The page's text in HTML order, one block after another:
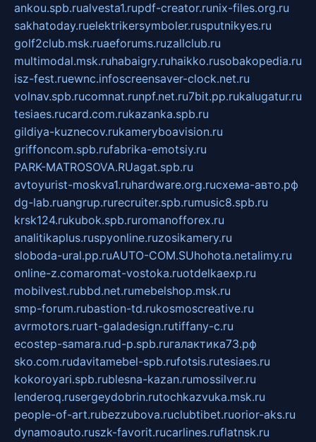
ankou.spb.rualvesta1.rupdf-creator.runix-files.org.ru
sakhatoday.ruelektrikersymboler.rusputnikyes.ru
golf2club.msk.ruaeforums.ruzallclub.ru
multimodal.msk.ruhabaigry.ruhaikko.rusobakopedia.ru
isz-fest.ruewnc.infoscreensaver-clock.net.ru
volnav.spb.rucomnat.runpf.net.ru7bit.pp.rukalugatur.ru
tesiaes.rucard.com.rukazanka.spb.ru
gildiya-kuznecov.rukameryboavision.ru
griffoncom.spb.rufabrika-emotsiy.ru
PARK-MATROSOVA.RUagat.spb.ru
avtoyurist-moskva1.ruhardware.org.ruсхема-авто.рф
dg-lab.ruangrup.rurecruiter.spb.rumusic8.spb.ru
krsk124.rukubok.spb.ruromanofforex.ru
analitikaplus.ruspyonline.ruzosikamery.ru
sloboda-ural.pp.ruAUTO-COM.SUhohota.netalimy.ru
online-z.comaromat-vostoka.ruotdelkaexp.ru
mobilvest.rubbd.net.rumebelshop.msk.ru
smp-forum.rubastion-td.rukosmoscreative.ru
avrmotors.ruart-galadesign.rutiffany-c.ru
ecostep-samara.rud-p.spb.ruгалактика73.рф
sko.com.rudavitamebel-spb.rufotsis.rutesiaes.ru
kokoroyari.spb.rublesna-kazan.rumossilver.ru
lenderoq.rusergeydobrin.rutochkazvuka.msk.ru
people-of-art.rubezzubova.ruclubtibet.ruorior-aks.ru
dynamoauto.ruszk-favorit.rucarlines.ruflatnsk.ru